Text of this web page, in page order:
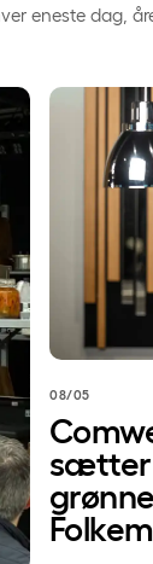
eneste dag,
smag og god
Comwell
08/05
sætter